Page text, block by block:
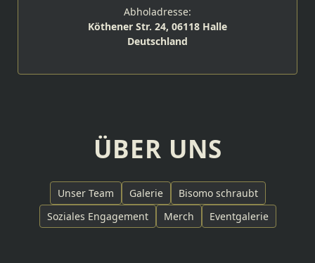
Abholadresse:
Köthener Str. 24, 06118 Halle
Deutschland
ÜBER UNS
Unser Team Galerie
Bisomo schraubt
Soziales Engagement
Merch Eventgalerie